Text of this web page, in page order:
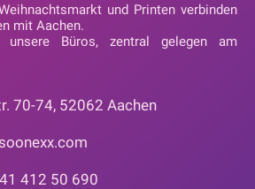
und Printen verbinden
mit Aachen.
Büros, zentral gelegen am
70-74, 52062 Aachen
412 50 690